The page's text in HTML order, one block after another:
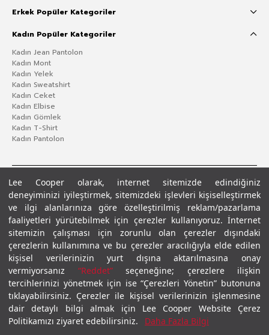
Lee Cooper olarak, internet sitemizde edindiğiniz
deneyiminizi iyileştirmek, sitemizdeki işlevleri kişiselleştirmek
ve ilgi alanlarınıza göre özelleştirilmiş reklam/pazarlama
faaliyetleri yürütebilmek için çerezler kullanıyoruz. İnternet
sitemizin çalışması için zorunlu olan çerezler dışındaki
çerezlerin kullanımına ve bu çerezler aracılığıyla elde edilen
kişisel verilerinizin yurt dışına aktarılmasına onay
vermiyorsanız “Reddet”seçeneğine; çerezlere ilişkin
tercihlerinizi yönetmek için ise “Çerezleri Yönetin” butonuna
tıklayabilirsiniz. Çerezler ile kişisel verilerinizin işlenmesine
dair detaylı bilgi almak için Lee Cooper Website Çerez
Politikamızı ziyaret edebilirsiniz.
Daha Fazla Bilgi
Erkek Popüler Kategoriler
Kadın Popüler Kategoriler
Kadın Jean Pantolon
Kadın Mont
Kadın Yelek
Kadın Sweatshirt
Kadın Ceket
Kadın Elbise
Kadın Gömlek
Kadın T-Shirt
Kadın Pantolon
Gizlilik PolitikasıÇerez Politikası KVKK Aydınlatma MetniŞartlar ve Koşullar
© 2026 Leecooper - Tüm Hakları Saklıdır.